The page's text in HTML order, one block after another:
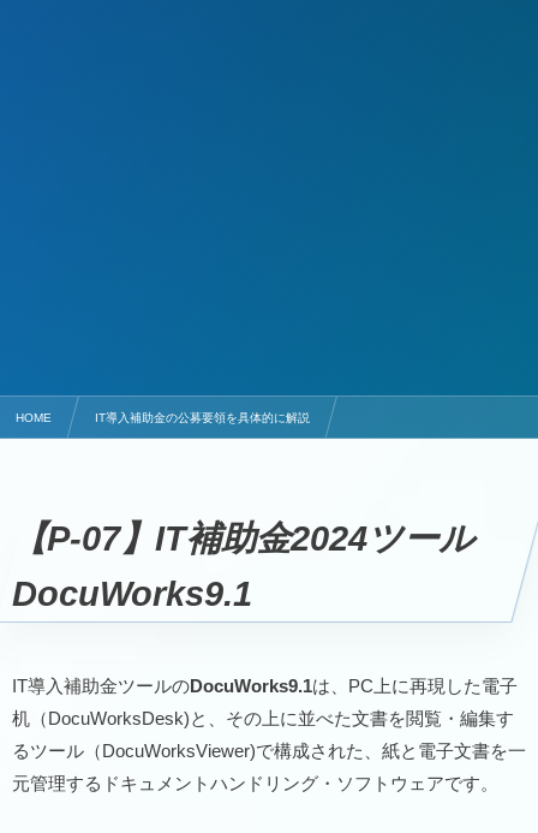
HOME IT導入補助金の公募要領を具体的に解説
【P-07】IT補助金2024ツール
DocuWorks9.1
IT導入補助金ツールのDocuWorks9.1は、PC上に再現した電子
机（DocuWorksDesk)と、その上に並べた文書を閲覧・編集す
るツール（DocuWorksViewer)で構成された、紙と電子文書を一
元管理するドキュメントハンドリング・ソフトウェアです。